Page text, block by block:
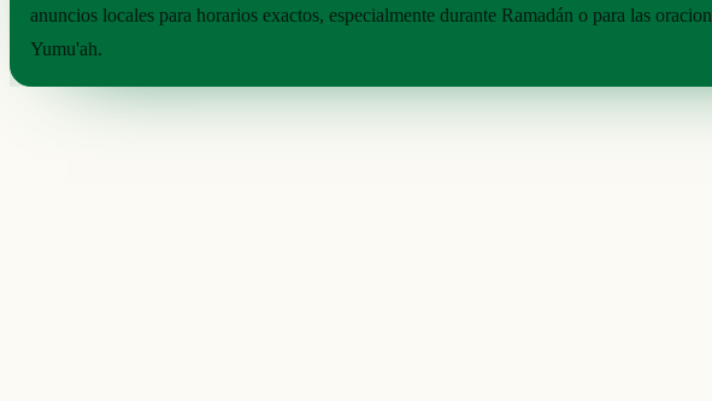
anuncios locales para horarios exactos, especialmente durante Ramadán o para las
Yumu'ah.